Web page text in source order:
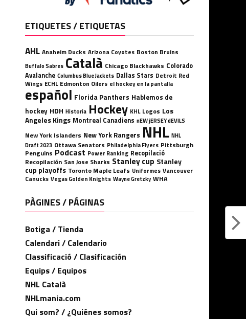
ETIQUETES / ETIQUETAS
AHL Anaheim Ducks Arizona Coyotes Boston Bruins
Buffalo Sabres Català Chicago Blackhawks Colorado
Avalanche Columbus Blue Jackets Dallas Stars Detroit Red
Wings ECHL Edmonton Oilers el hockey en la pantalla
español Florida Panthers Hablemos de
hockey HDH Historia Hockey KHL Logos Los
Angeles Kings Montreal Canadiens nEW jERSEY dEVILS
New York Islanders New York Rangers NHL NHL
Draft 2023 Ottawa Senators Philadelphia Flyers Pittsburgh
Penguins Podcast Power Ranking Recopilació
Recopilación San Jose Sharks Stanley cup Stanley
cup playoffs Toronto Maple Leafs Uniformes Vancouver
Canucks Vegas Golden Knights Wayne Gretzky WHA
PÀGINES / PÁGINAS
Botiga / Tienda
Calendari / Calendario
Classificació / Clasificación
Equips / Equipos
NHL Català
NHLmania.com
Qui som? / ¿Quiénes somos?